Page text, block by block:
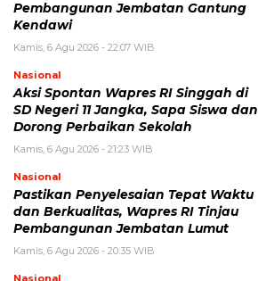
Pembangunan Jembatan Gantung
Kendawi
Kamis, 6 Agu 2026 - 22:07 WIB
Nasional
Aksi Spontan Wapres RI Singgah di
SD Negeri 11 Jangka, Sapa Siswa dan
Dorong Perbaikan Sekolah
Kamis, 6 Agu 2026 - 21:23 WIB
Nasional
Pastikan Penyelesaian Tepat Waktu
dan Berkualitas, Wapres RI Tinjau
Pembangunan Jembatan Lumut
Kamis, 6 Agu 2026 - 20:35 WIB
Nasional